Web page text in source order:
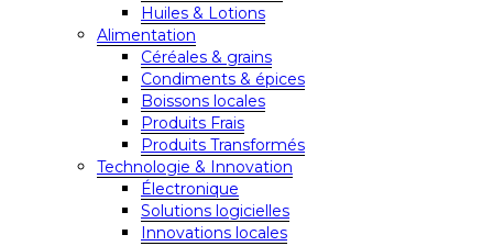
Huiles & Lotions
Alimentation
Céréales & grains
Condiments & épices
Boissons locales
Produits Frais
Produits Transformés
Technologie & Innovation
Électronique
Solutions logicielles
Innovations locales